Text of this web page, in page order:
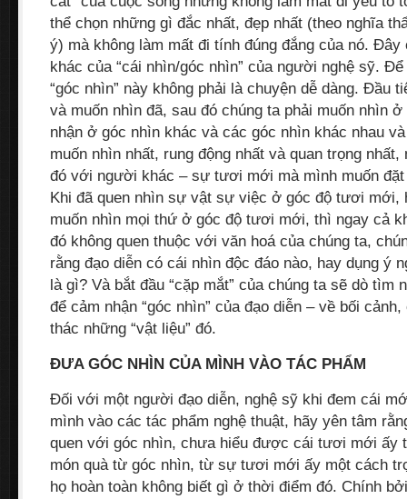
thể chọn những gì đắc nhất, đẹp nhất (theo nghĩa
ý) mà không làm mất đi tính đúng đắng của nó.
khác của “cái nhìn/góc nhìn” của người nghệ sỹ.
“góc nhìn” này không phải là chuyện dễ dàng. Đầu
và muốn nhìn đã, sau đó chúng ta phải muốn nhìn
nhận ở góc nhìn khác và các góc nhìn khác nhau
muốn nhìn nhất, rung động nhất và quan trọng
đó với người khác – sự tươi mới mà mình muốn
Khi đã quen nhìn sự vật sự việc ở góc độ tươi mới,
muốn nhìn mọi thứ ở góc độ tươi mới, thì ngay cả
đó không quen thuộc với văn hoá của chúng ta,
rằng đạo diễn có cái nhìn độc đáo nào, hay dụng ý
là gì? Và bắt đầu “cặp mắt” của chúng ta sẽ dò tìm
để cảm nhận “góc nhìn” của đạo diễn – về bối
thác những “vật liệu” đó.
ĐƯA GÓC NHÌN CỦA MÌNH VÀO TÁC PHẨM
Đối với một người đạo diễn, nghệ sỹ khi đem cái
mình vào các tác phẩm nghệ thuật, hãy yên tâm
quen với góc nhìn, chưa hiểu được cái tươi mới ấy
món quà từ góc nhìn, từ sự tươi mới ấy một cách
họ hoàn toàn không biết gì ở thời điểm đó. Chính